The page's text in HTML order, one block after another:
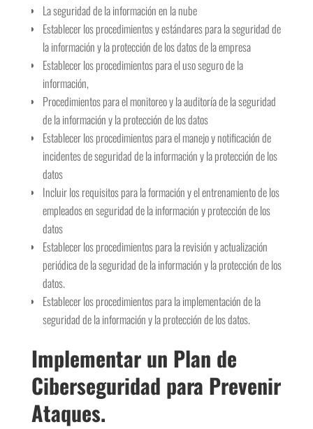
La seguridad de la información en la nube
Establecer los procedimientos y estándares para la seguridad de
la información y la protección de los datos de la empresa
Establecer los procedimientos para el uso seguro de la
información,
Procedimientos para el monitoreo y la auditoría de la seguridad
de la información y la protección de los datos
Establecer los procedimientos para el manejo y notificación de
incidentes de seguridad de la información y la protección de los
datos
Incluir los requisitos para la formación y el entrenamiento de los
empleados en seguridad de la información y protección de los
datos
Establecer los procedimientos para la revisión y actualización
periódica de la seguridad de la información y la protección de los
datos.
Establecer los procedimientos para la implementación de la
seguridad de la información y la protección de los datos.
Implementar un Plan de
Ciberseguridad para Prevenir
Ataques.